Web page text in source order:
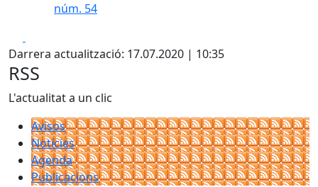
núm. 54
Darrera actualització: 17.07.2020 | 10:35
RSS
L'actualitat a un clic
Avisos
Notícies
Agenda
Publicacions